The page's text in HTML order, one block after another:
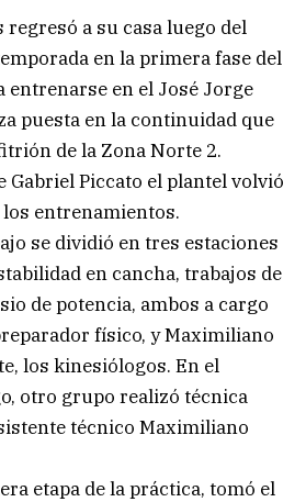
regresó a su casa luego del
en la primera fase del
entrenarse en el José Jorge
puesta en la continuidad que
de la Zona Norte 2.
Gabriel Piccato el plantel volvió
los entrenamientos.
se dividió en tres estaciones
en cancha, trabajos de
de potencia, ambos a cargo
físico, y Maximiliano
los kinesiólogos. En el
otro grupo realizó técnica
técnico Maximiliano
etapa de la práctica, tomó el